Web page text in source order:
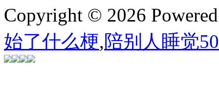
Copyright © 2026
始了什么梗,陪别人睡觉